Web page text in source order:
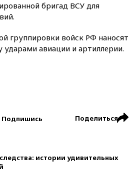
бригад ВСУ для
группировки войск РФ наносят
ударами авиации и артиллерии.
Подпишись Поделиться
истории удивительных